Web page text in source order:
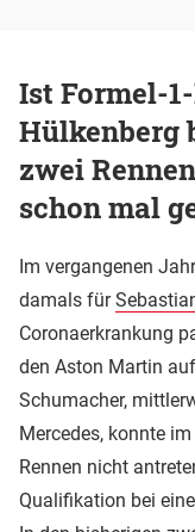
Ist Formel-
Hülkenberg
zwei
schon mal
Im vergangenen
damals für
Coronaerkrankung
den Aston Martin
Schumacher,
Mercedes, konnte
Rennen nicht
Qualifikation bei